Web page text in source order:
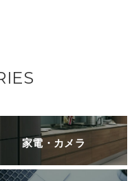
家電・カメラ